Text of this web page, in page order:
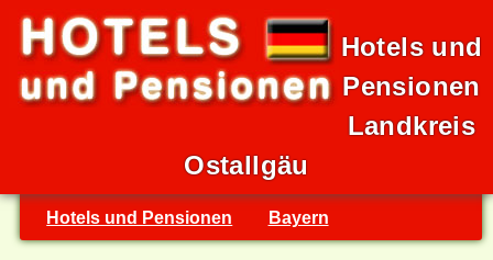
Hotels und
Pensionen
Landkreis
Ostallgäu
Hotels und Pensionen Bayern